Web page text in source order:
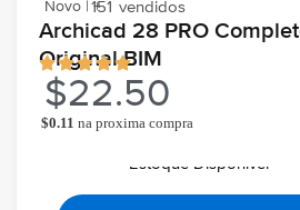
Novo | +151 vendidos
Archicad 28 PRO
Original BIM
$22.50
Chegará grátis hoje
Ao comprar você ganha
Estoque Disponivel
$0.11 na proxima compra